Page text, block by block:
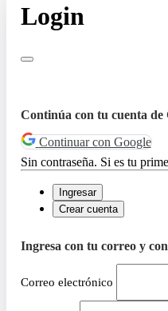
Login
Continúa con tu cuenta de
Continuar con Google
Sin contraseña. Si es tu
Ingresar
Crear cuenta
Ingresa con tu correo y
Correo electrónico